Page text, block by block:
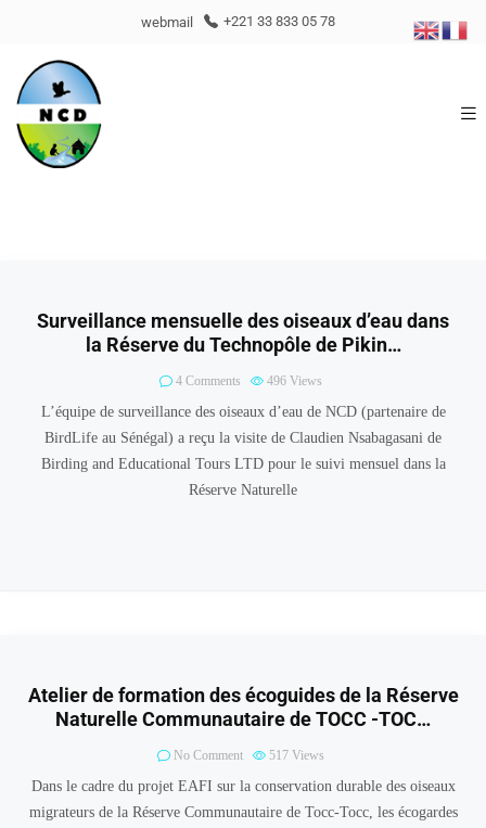
webmail +221 33 833 05 78
Surveillance mensuelle des oiseaux d’eau dans
la Réserve du Technopôle de Pikin…
4 Comments 496 Views
L’équipe de surveillance des oiseaux d’eau de NCD (partenaire de
BirdLife au Sénégal) a reçu la visite de Claudien Nsabagasani de
Birding and Educational Tours LTD pour le suivi mensuel dans la
Réserve Naturelle
Atelier de formation des écoguides de la Réserve
Naturelle Communautaire de TOCC -TOC…
No Comment 517 Views
Dans le cadre du projet EAFI sur la conservation durable des oiseaux
migrateurs de la Réserve Communautaire de Tocc-Tocc, les écogardes